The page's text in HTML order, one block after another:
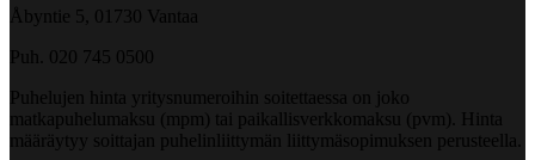
Åbyntie 5, 01730 Vantaa
Puh. 020 745 0500
Puhelujen hinta yritysnumeroihin soitettaessa on joko
matkapuhelumaksu (mpm) tai paikallisverkkomaksu (pvm). Hinta
määräytyy soittajan puhelinliittymän liittymäsopimuksen perusteella.